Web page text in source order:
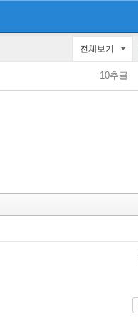
전체보기
10추글